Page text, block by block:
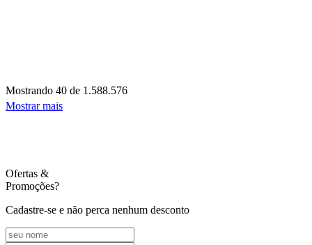
Mostrando 40 de 1.588.576
Mostrar mais
Ofertas &
Promoções?
Cadastre-se e não perca nenhum desconto